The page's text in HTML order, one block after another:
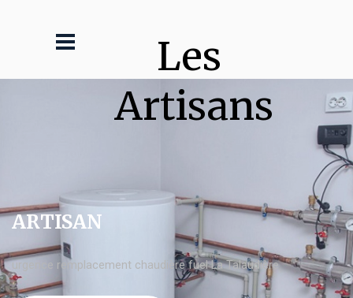
Les
Artisans
ARTISAN
urgence remplacement chaudière fuel La Talaudière